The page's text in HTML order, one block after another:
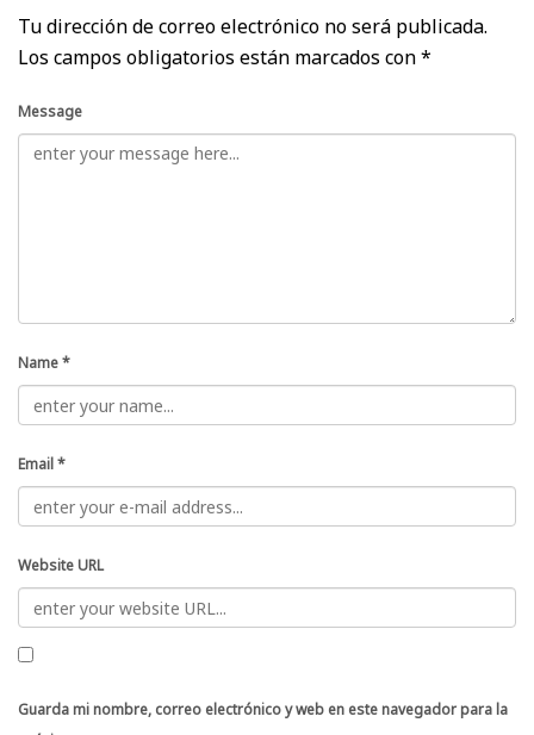
Tu dirección de correo electrónico no será publicada.
Los campos obligatorios están marcados con*
Message
Name*
Email*
Website URL
Guarda mi nombre, correo electrónico y web en este navegador para la